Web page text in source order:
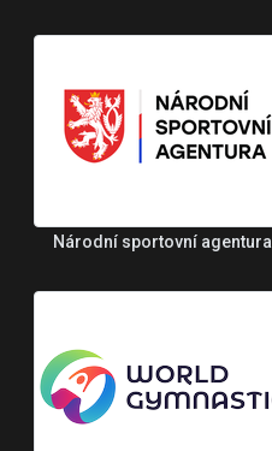
Národní sportovní agentura